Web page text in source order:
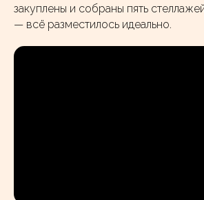
закуплены и собраны пять
— всё разместилось идеально.